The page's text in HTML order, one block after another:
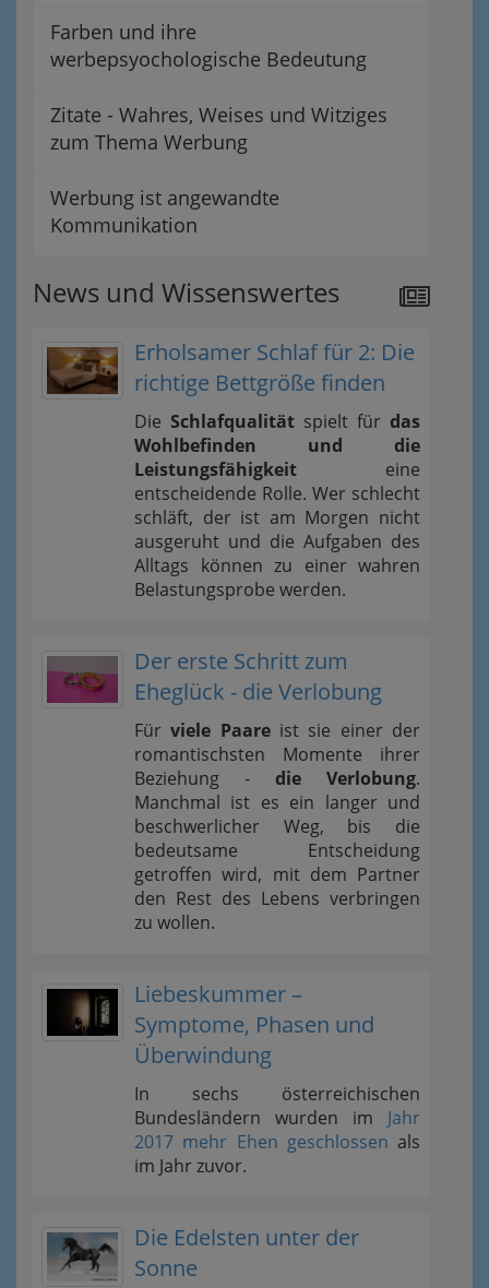
Farben und ihre
werbepsyochologische Bedeutung
Zitate - Wahres, Weises und Witziges
zum Thema Werbung
Werbung ist angewandte
Kommunikation
News und Wissenswertes
Erholsamer Schlaf für 2: Die
richtige Bettgröße finden
Die Schlafqualität spielt für das
Wohlbefinden und die
Leistungsfähigkeit eine
entscheidende Rolle. Wer schlecht
schläft, der ist am Morgen nicht
ausgeruht und die Aufgaben des
Alltags können zu einer wahren
Belastungsprobe werden.
Der erste Schritt zum
Eheglück - die Verlobung
Fürviele Paareist sie einer der
romantischsten Momente ihrer
Beziehung - die Verlobung.
Manchmal ist es ein langer und
beschwerlicher Weg, bis die
bedeutsame Entscheidung
getroffen wird, mit dem Partner
den Rest des Lebens verbringen
zu wollen.
Liebeskummer –
Symptome, Phasen und
Überwindung
In sechs österreichischen
Bundesländern wurden im Jahr
2017 mehr Ehen geschlossen als
im Jahr zuvor.
Die Edelsten unter der
Sonne